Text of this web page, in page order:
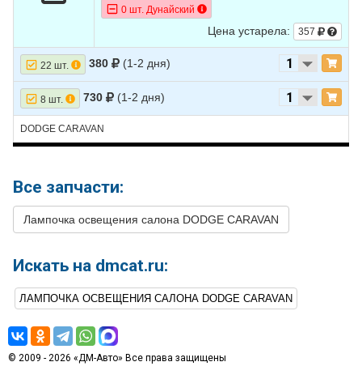
0 шт. Дунайский
Цена устарела: 357
22 шт. 380 (1-2 дня)
8 шт. 730 (1-2 дня)
DODGE CARAVAN
Все запчасти:
Лампочка освещения салона DODGE CARAVAN
Искать на dmcat.ru:
ЛАМПОЧКА ОСВЕЩЕНИЯ САЛОНА DODGE CARAVAN
© 2009 - 2026 «ДМ-Авто» Все права защищены